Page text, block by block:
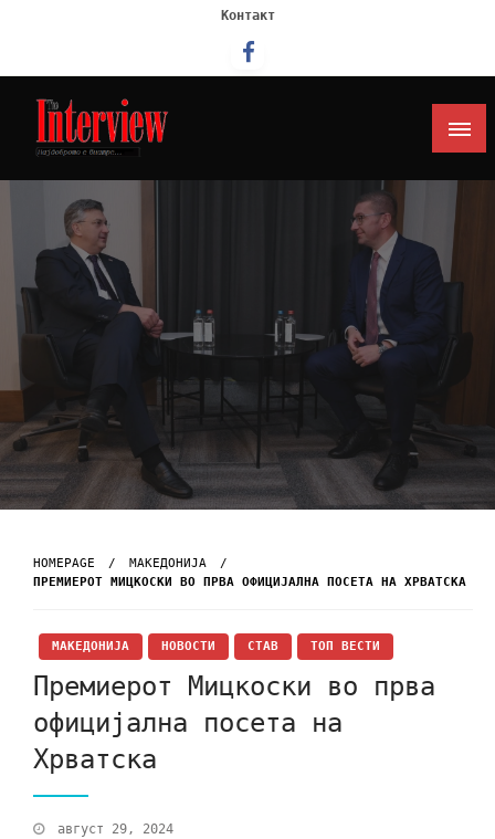
Контакт
Интервју
HOMEPAGE
МАКЕДОНИЈА
ПРЕМИЕРОТ МИЦКОСКИ ВО ПРВА ОФИЦИЈАЛНА ПОСЕТА НА ХРВАТСКА
МАКЕДОНИЈА НОВОСТИ СТАВ ТОП ВЕСТИ
Премиерот Мицкоски во прва
официјална посета на
Хрватска
август 29, 2024